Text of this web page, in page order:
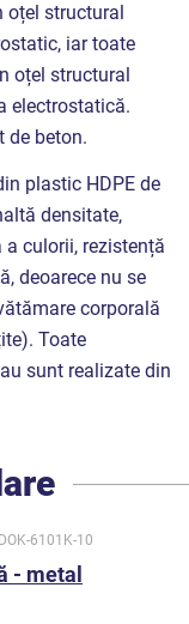
structural
iar toate
oțel structural
electrostatică.
de beton.
plastic HDPE de
densitate,
culorii, rezistență
deoarece nu se
corporală
Toate
sunt realizate din
6101K-10
- metal